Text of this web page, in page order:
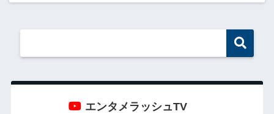
エンタメラッシュTV